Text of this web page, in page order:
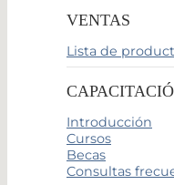
VENTAS
Lista de
Introducción
Cursos
Becas
Consultas